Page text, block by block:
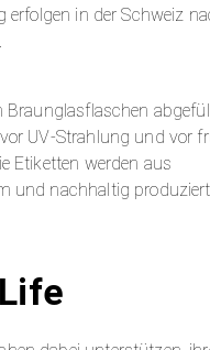
erfolgen in der Schweiz
UV-Strahlung und vor
Etiketten werden aus
und nachhaltig